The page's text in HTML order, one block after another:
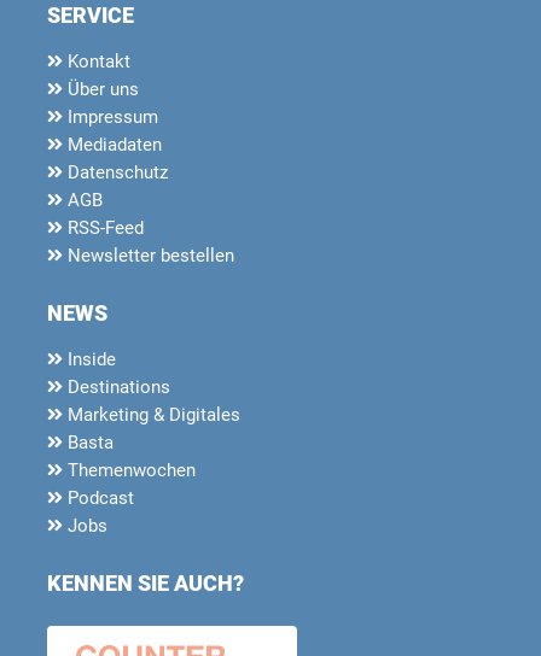
SERVICE
Kontakt
Über uns
Impressum
Mediadaten
Datenschutz
AGB
RSS-Feed
Newsletter bestellen
NEWS
Inside
Destinations
Marketing & Digitales
Basta
Themenwochen
Podcast
Jobs
KENNEN SIE AUCH?